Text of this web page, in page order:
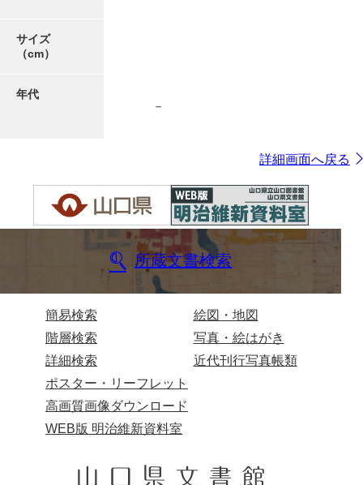
サイズ
（cm）
年代
－
詳細画面へ戻る
所蔵文書検索
簡易検索
階層検索
詳細検索
絵図・地図
写真・絵はがき
近代刊行写真帳類
ポスター・リーフレット
高画質画像ダウンロード
WEB版 明治維新資料室